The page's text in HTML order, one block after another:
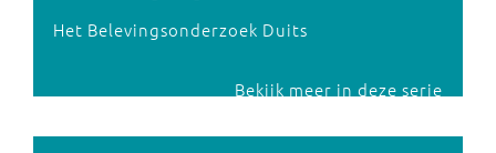
Het Belevingsonderzoek Duits
Bekijk meer in deze serie